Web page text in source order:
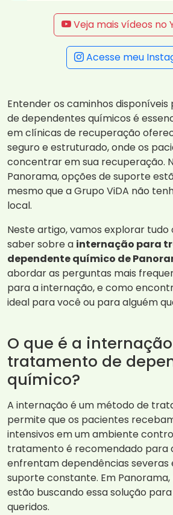
Veja mais vídeos no
Acesse meu
Entender os caminhos
de dependentes químicos é
em clínicas de recuperação
seguro e estruturado, onde os
concentrar em sua recuperação.
Panorama, opções de suporte
mesmo que a Grupo ViDA não
local.
Neste artigo, vamos explorar tudo
saber sobre a internação para
dependente químico de
abordar as perguntas mais
para a internação, e como
ideal para você ou para alguém
O que é a
tratamento de
químico?
A internação é um método de
permite que os pacientes
intensivos em um ambiente
tratamento é recomendado para
enfrentam dependências severas
suporte constante. Em
estão buscando essa solução
queridos.